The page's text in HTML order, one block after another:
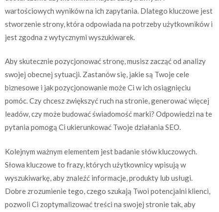
wartościowych wyników na ich zapytania. Dlatego kluczowe jest
stworzenie strony, która odpowiada na potrzeby użytkowników i
jest zgodna z wytycznymi wyszukiwarek.
Aby skutecznie pozycjonować stronę, musisz zacząć od analizy
swojej obecnej sytuacji. Zastanów się, jakie są Twoje cele
biznesowe i jak pozycjonowanie może Ci w ich osiągnięciu
pomóc. Czy chcesz zwiększyć ruch na stronie, generować więcej
leadów, czy może budować świadomość marki? Odpowiedzi na te
pytania pomogą Ci ukierunkować Twoje działania SEO.
Kolejnym ważnym elementem jest badanie słów kluczowych.
Słowa kluczowe to frazy, których użytkownicy wpisują w
wyszukiwarkę, aby znaleźć informacje, produkty lub usługi.
Dobre zrozumienie tego, czego szukają Twoi potencjalni klienci,
pozwoli Ci zoptymalizować treści na swojej stronie tak, aby